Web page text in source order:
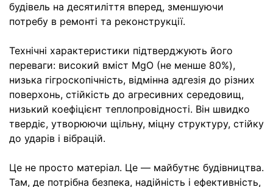
будівель на десятиліття вперед, зменшуючи
потребу в ремонті та реконструкції.
Технічні характеристики підтверджують його
переваги: високий вміст MgO (не менше 80%),
низька гігроскопічність, відмінна адгезія до різних
поверхонь, стійкість до агресивних середовищ,
низький коефіцієнт теплопровідності. Він швидко
твердіє, утворюючи щільну, міцну структуру, стійку
до ударів і вібрацій.
Це не просто матеріал. Це — майбутнє будівництва.
Там, де потрібна безпека, надійність і ефективність,